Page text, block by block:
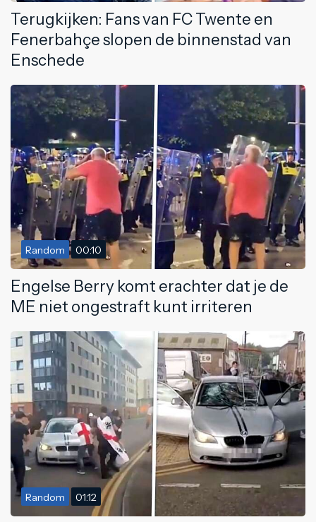
Terugkijken: Fans van FC Twente en
Fenerbahçe slopen de binnenstad van
Enschede
Random 00:10
Engelse Berry komt erachter dat je de
ME niet ongestraft kunt irriteren
Random 01:12